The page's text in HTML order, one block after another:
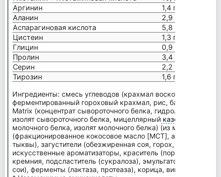
Аргинин
1,4 г
Аланин
2,9 г
Аспарагиновая кислота
5,8 г
Цистеин
1,3 г
Глицин
0,9 г
Пролин
3,4 г
Серин
2,2 г
Тирозин
1,6 г
Ингредиенты: смесь углеводов (крахмал восковой
ферментированный гороховый крахмал, рис, батат), Mutant
Matrix (концентрат сывороточного белка, гидролизованный
изолят сывороточного белка, мицеллярныйказеин
молочного белка, изолят молочного белка) (из молока),
(фракционированное кокосовое масло [MCT], авокадо,
тыквы), загустители (обезжиренная соя, горох, гуаровая
искусственные ароматизаторы, краситель (порошок
кремния, подсластитель (сукралоза), эмульгатор (лецитин
сои), ферменты (лактаза, протеаза), корица, вишня.